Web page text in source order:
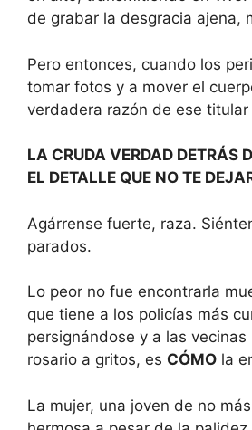
de grabar la desgracia ajena,
Pero entonces, cuando los
tomar fotos y a mover el
verdadera razón de ese
LA CRUDA VERDAD DETRÁS
EL DETALLE QUE NO TE
Agárrense fuerte, raza.
parados.
Lo peor no fue encontrarla
que tiene a los policías más
persignándose y a las vecinas
rosario a gritos, es CÓMO la
La mujer, una joven de no